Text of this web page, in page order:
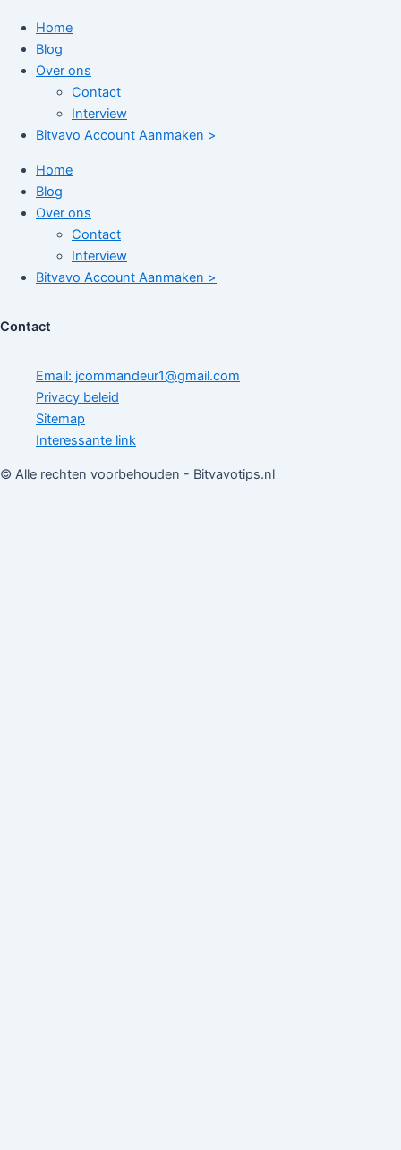
Home
Blog
Over ons
Contact
Interview
Bitvavo Account Aanmaken >
Home
Blog
Over ons
Contact
Interview
Bitvavo Account Aanmaken >
Contact
Email: jcommandeur1@gmail.com
Privacy beleid
Sitemap
Interessante link
© Alle rechten voorbehouden - Bitvavotips.nl